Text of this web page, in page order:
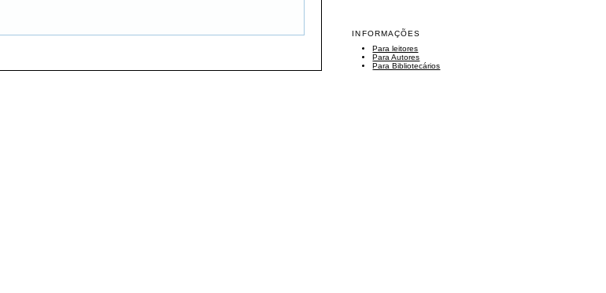
INFORMAÇÕES
Para leitores
Para Autores
Para Bibliotecários